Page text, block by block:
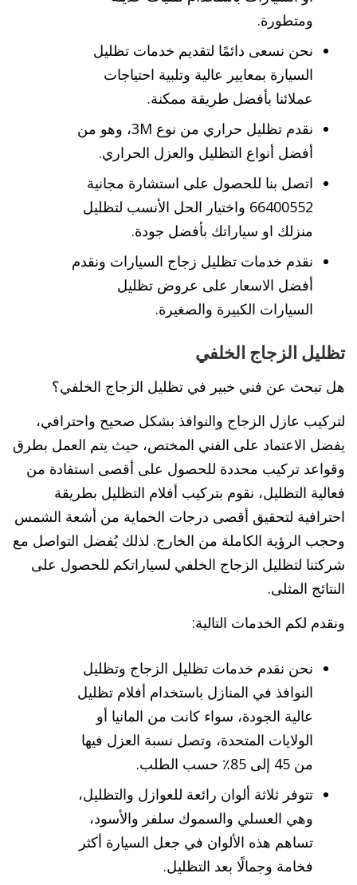
ومتطورة.
نحن نسعى دائمًا لتقديم خدمات تظليل
السيارة بمعايير عالية وتلبية احتياجات
عملائنا بأفضل طريقة ممكنة.
نقدم تظليل حراري من نوع 3M، وهو من
أفضل أنواع التظليل والعزل الحراري.
اتصل بنا للحصول على استشارة مجانية
66400552 واختيار الحل الأنسب لتظليل
منزلك او سياراتك بأفضل جودة.
نقدم خدمات تظليل زجاج السيارات ونقدم
أفضل الاسعار على عروض تظليل
السيارات الكبيرة والصغيرة.
تظليل الزجاج الخلفي
هل تبحث عن فني خبير في تظليل الزجاج الخلفي؟
لتركيب عازل الزجاج والنوافذ بشكل صحيح واحترافي،
يفضل الاعتماد على الفني المختص، حيث يتم العمل بطرق
وقواعد تركيب محددة للحصول على أقصى استفادة من
فعالية التظليل، نقوم بتركيب أفلام التظليل بطريقة
احترافية لتحقيق أقصى درجات الحماية من أشعة الشمس
وحجب الرؤية الكاملة من الخارج. لذلك يُفضل التواصل مع
شركتنا لتظليل الزجاج الخلفي لسياراتكم للحصول على
النتائج المثلى.
ونقدم لكم الخدمات التالية:
نحن نقدم خدمات تظليل الزجاج وتظليل
النوافذ في المنازل باستخدام أفلام تظليل
عالية الجودة، سواء كانت من المانيا أو
الولايات المتحدة، وتصل نسبة العزل فيها
من 45 إلى 85٪ حسب الطلب.
تتوفر ثلاثة ألوان رائعة للعوازل والتظليل،
وهي العسلي والسموك سلفر والأسود،
تساهم هذه الألوان في جعل السيارة أكثر
فخامة وجمالًا بعد التظليل.